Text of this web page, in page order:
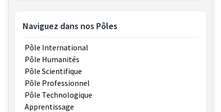
Naviguez dans nos Pôles
Pôle International
Pôle Humanités
Pôle Scientifique
Pôle Professionnel
Pôle Technologique
Apprentissage